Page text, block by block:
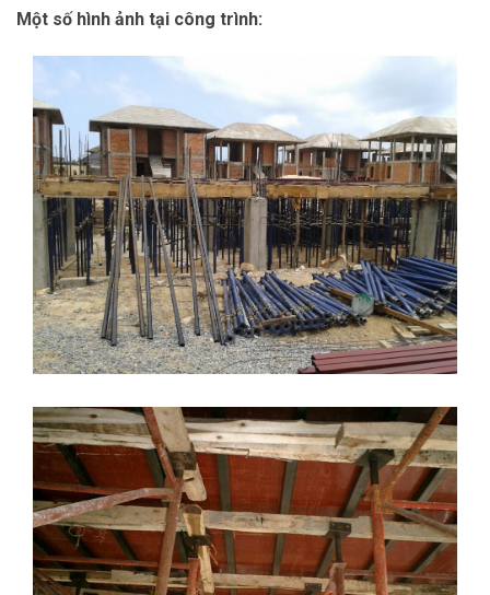
Một số hình ảnh tại công trình: